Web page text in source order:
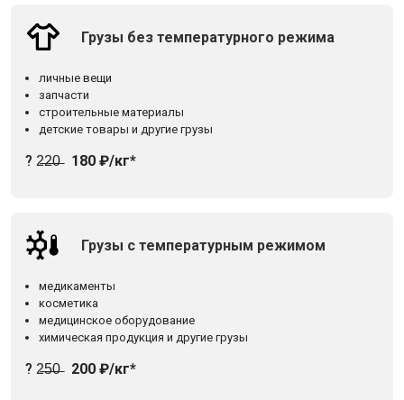
Грузы без температурного режима
личные вещи
запчасти
строительные материалы
детские товары и другие грузы
? 2̶2̶0̶ 180 ₽/кг*
Грузы с температурным режимом
медикаменты
косметика
медицинское оборудование
химическая продукция и другие грузы
? 2̶5̶0̶ 200 ₽/кг*